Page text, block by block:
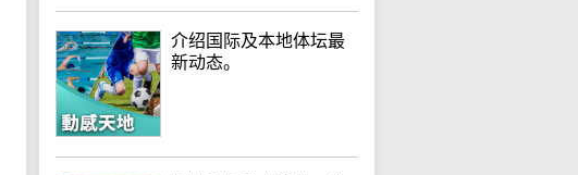
介绍国际及本地体坛最
新动态。